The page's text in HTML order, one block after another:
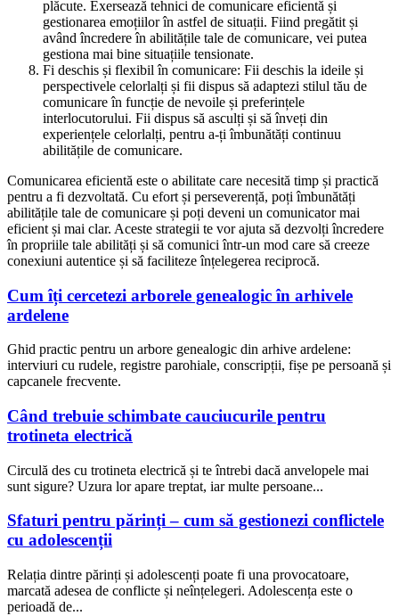
plăcute. Exersează tehnici de comunicare eficientă și
gestionarea emoțiilor în astfel de situații. Fiind pregătit și
având încredere în abilitățile tale de comunicare, vei putea
gestiona mai bine situațiile tensionate.
Fi deschis și flexibil în comunicare: Fii deschis la ideile și
perspectivele celorlalți și fii dispus să adaptezi stilul tău de
comunicare în funcție de nevoile și preferințele
interlocutorului. Fii dispus să asculți și să înveți din
experiențele celorlalți, pentru a-ți îmbunătăți continuu
abilitățile de comunicare.
Comunicarea eficientă este o abilitate care necesită timp și practică
pentru a fi dezvoltată. Cu efort și perseverență, poți îmbunătăți
abilitățile tale de comunicare și poți deveni un comunicator mai
eficient și mai clar. Aceste strategii te vor ajuta să dezvolți încredere
în propriile tale abilități și să comunici într-un mod care să creeze
conexiuni autentice și să faciliteze înțelegerea reciprocă.
Cum îți cercetezi arborele genealogic în arhivele
ardelene
Ghid practic pentru un arbore genealogic din arhive ardelene:
interviuri cu rudele, registre parohiale, conscripții, fișe pe persoană și
capcanele frecvente.
Când trebuie schimbate cauciucurile pentru
trotineta electrică
Circulă des cu trotineta electrică și te întrebi dacă anvelopele mai
sunt sigure? Uzura lor apare treptat, iar multe persoane...
Sfaturi pentru părinți – cum să gestionezi conflictele
cu adolescenții
Relația dintre părinți și adolescenți poate fi una provocatoare,
marcată adesea de conflicte și neînțelegeri. Adolescența este o
perioadă de...